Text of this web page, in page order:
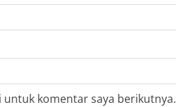
komentar saya berikutnya.